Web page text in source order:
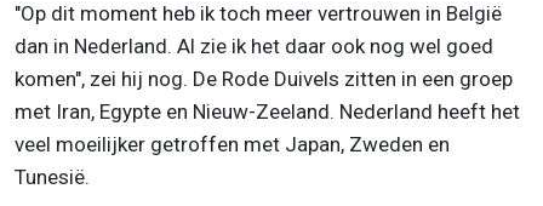
"Op dit moment heb ik toch meer vertrouwen in België
dan in Nederland. Al zie ik het daar ook nog wel goed
komen", zei hij nog. De Rode Duivels zitten in een groep
met Iran, Egypte en Nieuw-Zeeland. Nederland heeft het
veel moeilijker getroffen met Japan, Zweden en
Tunesië.